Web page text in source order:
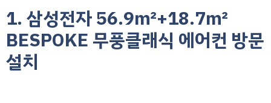
1. 삼성전자 56.9㎡+18.7㎡
BESPOKE 무풍클래식 에어컨 방문
설치